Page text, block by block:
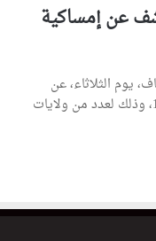
عن إمساكية
يوم الثلاثاء، عن
إمساكية شهر رمضان لعام 1446/2025، وذلك لعدد من ولايات